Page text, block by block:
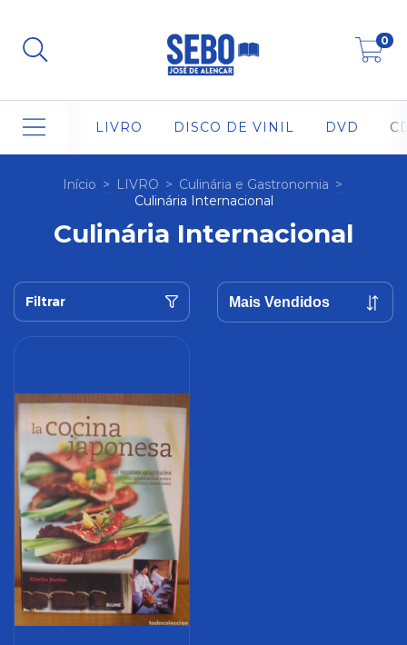
0
LIVRO DISCO DE VINIL DVD
Início > LIVRO > Culinária e Gastronomia >
Culinária Internacional
Culinária Internacional
Filtrar